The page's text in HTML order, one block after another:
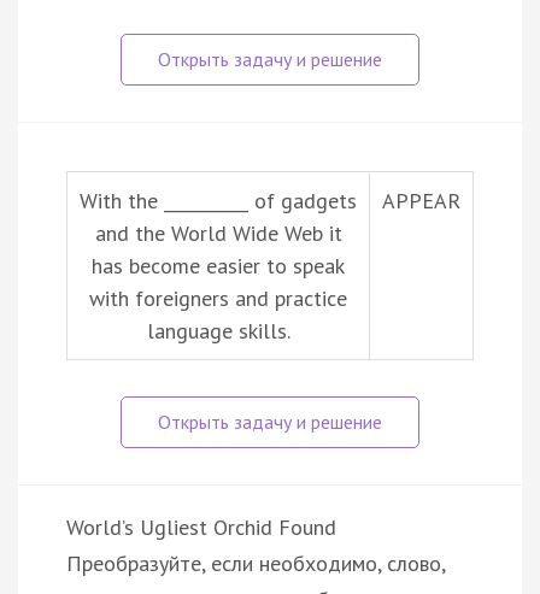
With the __________ of gadgets
and the World Wide Web it
has become easier to speak
with foreigners and practice
language skills.
APPEAR
World’s Ugliest Orchid Found
Преобразуйте, если необходимо, слово,